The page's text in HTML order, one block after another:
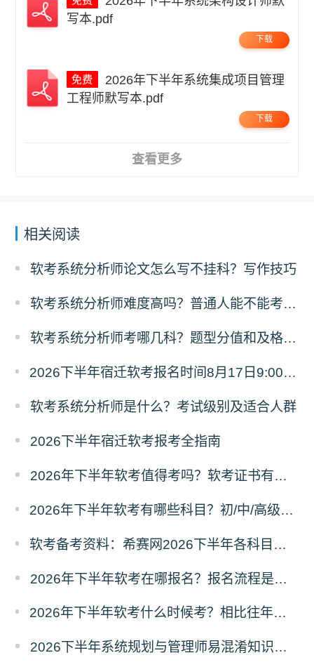
写本.pdf
下载
工程师默写本.pdf
下载
查看更多
相关阅读
软考系统分析师论文怎么写不挂科？写作技巧
软考系统分析师难度高吗？普通人能不能考过？
软考系统分析师考哪几科？题型分值和及格规则
2026下半年宿迁软考报名时间8月17日9:00至9月18日17:00
软考系统分析师是什么？考试级别及适合人群
2026下半年宿迁软考报考全指南
2026年下半年软考值得考吗？软考证书有什么用？
2026年下半年软考有哪些科目？初/中/高级分别考什么？
软考备考资料：希赛网2026下半年各科目易混淆知识点汇总
2026年下半年软考在哪报名？报名流程是什么？
2026年下半年软考什么时候考？相比往年有哪些新变动？
2026下半年系统规划与管理师易混淆知识点资料